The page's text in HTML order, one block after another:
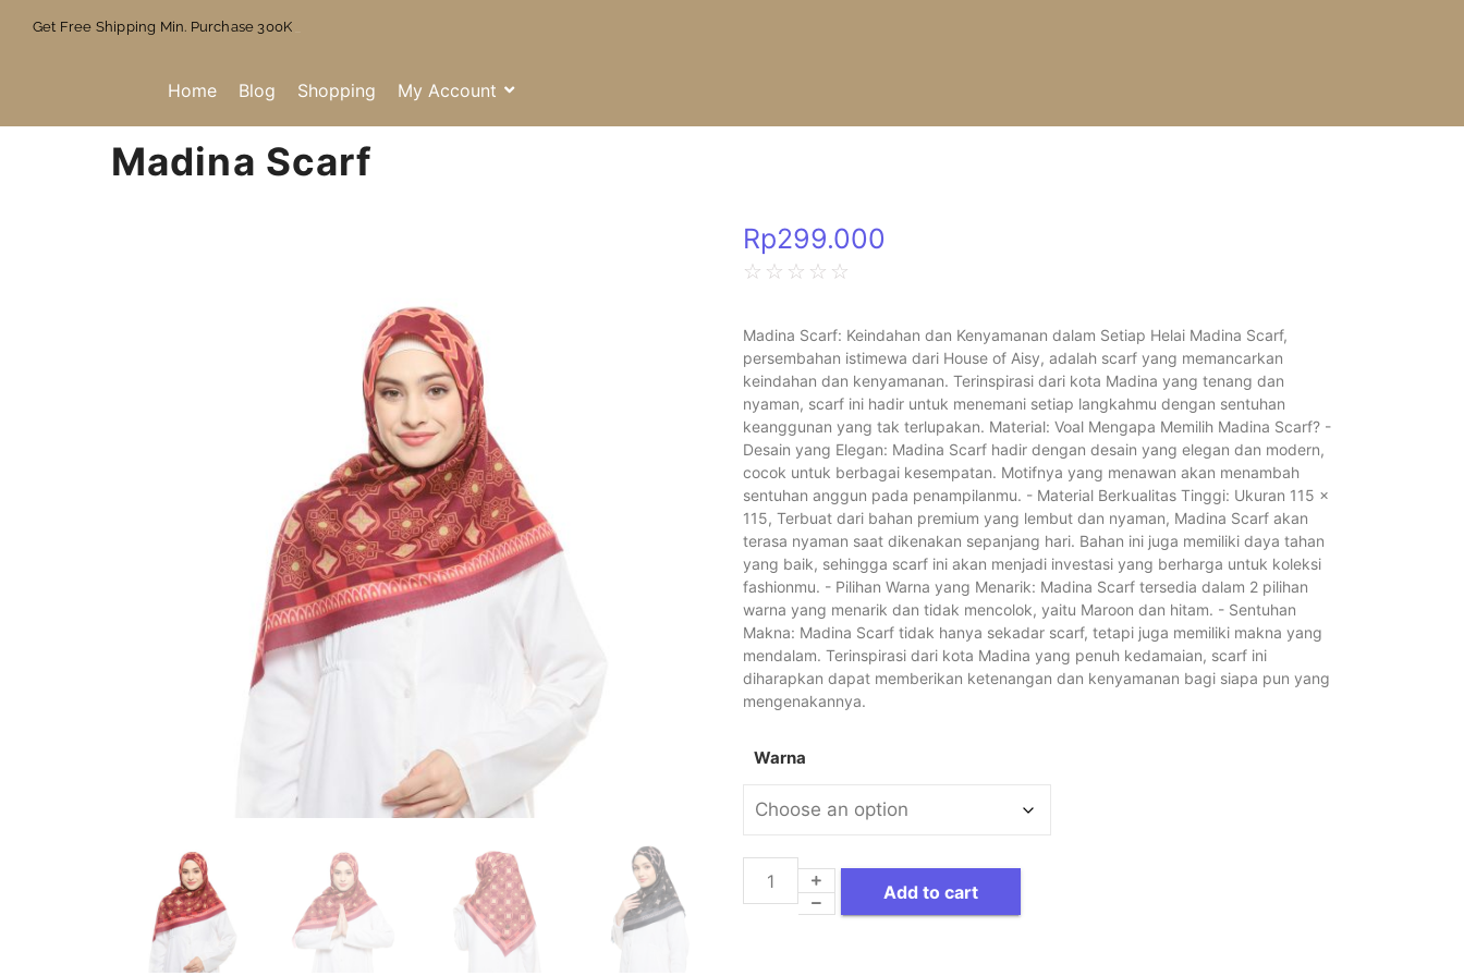
Get Free Shipping Min. Purchase 300K
Home Blog Shopping My Account
Madina Scarf
Rp299.000
☆ ☆ ☆ ☆ ☆
Madina Scarf: Keindahan dan Kenyamanan dalam Setiap Helai Madina Scarf,
persembahan istimewa dari House of Aisy, adalah scarf yang memancarkan
keindahan dan kenyamanan. Terinspirasi dari kota Madina yang tenang dan
nyaman, scarf ini hadir untuk menemani setiap langkahmu dengan sentuhan
keanggunan yang tak terlupakan. Material: Voal Mengapa Memilih Madina Scarf? -
Desain yang Elegan: Madina Scarf hadir dengan desain yang elegan dan modern,
cocok untuk berbagai kesempatan. Motifnya yang menawan akan menambah
sentuhan anggun pada penampilanmu. - Material Berkualitas Tinggi: Ukuran 115 x
115, Terbuat dari bahan premium yang lembut dan nyaman, Madina Scarf akan
terasa nyaman saat dikenakan sepanjang hari. Bahan ini juga memiliki daya tahan
yang baik, sehingga scarf ini akan menjadi investasi yang berharga untuk koleksi
fashionmu. - Pilihan Warna yang Menarik: Madina Scarf tersedia dalam 2 pilihan
warna yang menarik dan tidak mencolok, yaitu Maroon dan hitam. - Sentuhan
Makna: Madina Scarf tidak hanya sekadar scarf, tetapi juga memiliki makna yang
mendalam. Terinspirasi dari kota Madina yang penuh kedamaian, scarf ini
diharapkan dapat memberikan ketenangan dan kenyamanan bagi siapa pun yang
mengenakannya.
Warna
Add to cart